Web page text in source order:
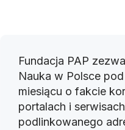
Fundacja PAP
Nauka w Polsce
miesiącu o fakcie
portalach i
podlinkowanego